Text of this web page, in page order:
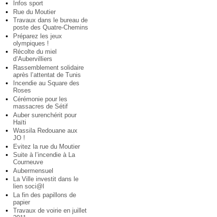
Infos sport
Rue du Moutier
Travaux dans le bureau de
poste des Quatre-Chemins
Préparez les jeux
olympiques !
Récolte du miel
d’Aubervilliers
Rassemblement solidaire
après l’attentat de Tunis
Incendie au Square des
Roses
Cérémonie pour les
massacres de Sétif
Auber surenchérit pour
Haïti
Wassila Redouane aux
JO !
Evitez la rue du Moutier
Suite à l’incendie à La
Courneuve
Aubermensuel
La Ville investit dans le
lien soci@l
La fin des papillons de
papier
Travaux de voirie en juillet